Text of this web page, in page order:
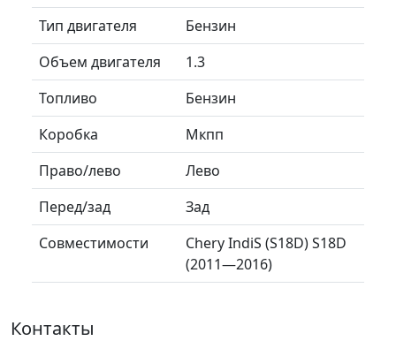
Тип двигателя
Бензин
Объем двигателя
1.3
Топливо
Бензин
Коробка
Мкпп
Право/лево
Лево
Перед/зад
Зад
Совместимости
Chery IndiS (S18D) S18D
(2011—2016)
Контакты